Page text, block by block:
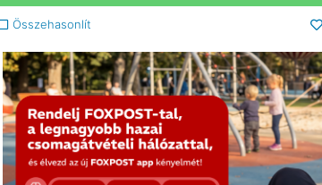
Összehasonlít